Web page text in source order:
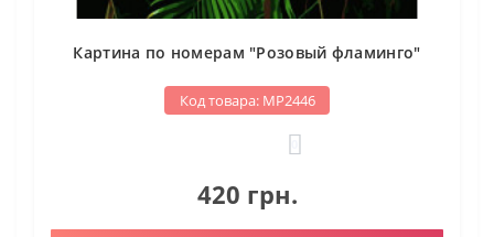
Картина по номерам "Розовый фламинго"
Код товара: МР2446
420 грн.